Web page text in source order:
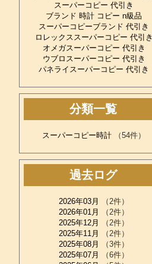
スーパーコピー 代引き
ブランド 時計 コピー n級品
スーパーコピーブランド 代引き
ロレックススーパーコピー 代引き
オメガスーパーコピー 代引き
ウブロスーパーコピー 代引き
パネライスーパーコピー 代引き
分類一覧
スーパーコピー時計 （54件）
過去ログ
2026年03月
（2件）
2026年01月
（2件）
2025年12月
（2件）
2025年11月
（2件）
2025年08月
（3件）
2025年07月
（6件）